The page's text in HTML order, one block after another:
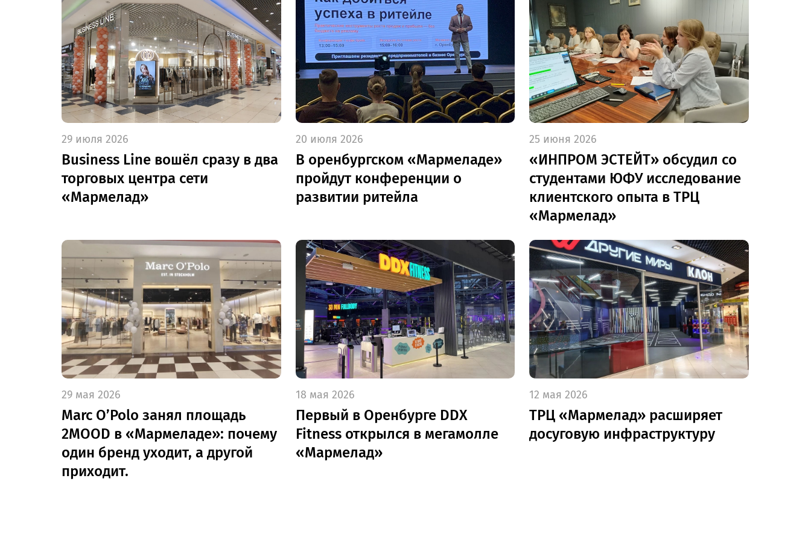
29 июля 2026
Business Line вошёл сразу в два
торговых центра сети
«Мармелад»
20 июля 2026
В оренбургском «Мармеладе»
пройдут конференции о
развитии ритейла
25 июня 2026
«ИНПРОМ ЭСТЕЙТ» обсудил со
студентами ЮФУ исследование
клиентского опыта в ТРЦ
«Мармелад»
29 мая 2026
Marc O’Polo занял площадь
2MOOD в «Мармеладе»: почему
один бренд уходит, а другой
приходит.
18 мая 2026
Первый в Оренбурге DDX
Fitness открылся в мегамолле
«Мармелад»
12 мая 2026
ТРЦ «Мармелад» расширяет
досуговую инфраструктуру